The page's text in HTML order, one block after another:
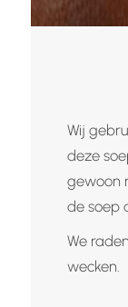
Wij
deze
gewoon
de soep
We
wecken.